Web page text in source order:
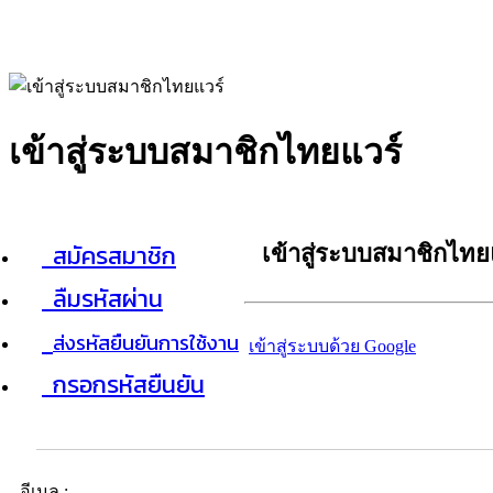
เข้าสู่ระบบสมาชิกไทยแวร์
สมัครสมาชิก
ลืมรหัสผ่าน
ส่งรหัสยืนยันการใช้งาน
กรอกรหัสยืนยัน
เข้าสู่ระบบสมาชิกไท
เข้าสู่ระบบด้วย Google